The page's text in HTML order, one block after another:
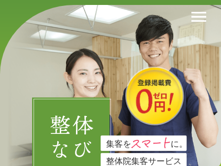
集客を 　　　　  に。
整体院集客サービス